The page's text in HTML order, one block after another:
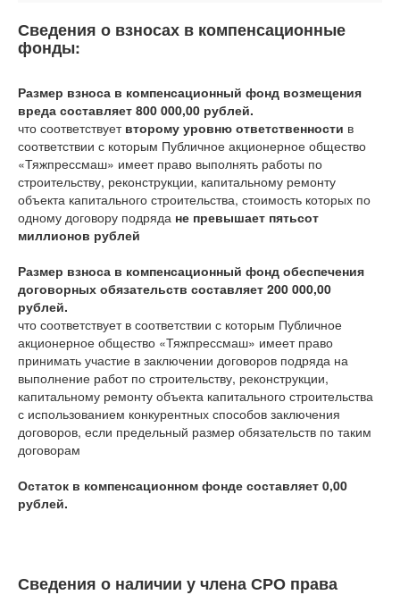
Сведения о взносах в компенсационные
фонды:
Размер взноса в компенсационный фонд возмещения
вреда составляет 800 000,00 рублей.
что соответствует второму уровню ответственности в
соответствии с которым Публичное акционерное общество
«Тяжпрессмаш» имеет право выполнять работы по
строительству, реконструкции, капитальному ремонту
объекта капитального строительства, стоимость которых по
одному договору подряда не превышает пятьсот
миллионов рублей
Размер взноса в компенсационный фонд обеспечения
договорных обязательств составляет 200 000,00
рублей.
что соответствует в соответствии с которым Публичное
акционерное общество «Тяжпрессмаш» имеет право
принимать участие в заключении договоров подряда на
выполнение работ по строительству, реконструкции,
капитальному ремонту объекта капитального строительства
с использованием конкурентных способов заключения
договоров, если предельный размер обязательств по таким
договорам
Остаток в компенсационном фонде составляет 0,00
рублей.
Сведения о наличии у члена СРО права